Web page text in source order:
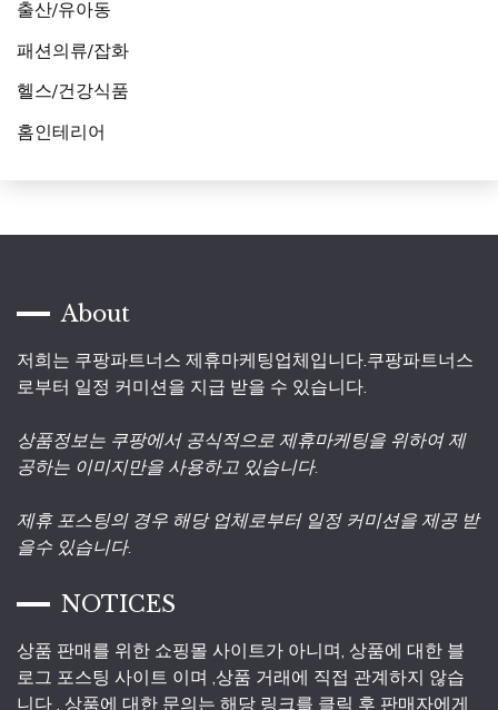
출산/유아동
패션의류/잡화
헬스/건강식품
홈인테리어
About
저희는 쿠팡파트너스 제휴마케팅업체입니다.쿠팡파트너스
로부터 일정 커미션을 지급 받을 수 있습니다.
상품정보는 쿠팡에서 공식적으로 제휴마케팅을 위하여 제
공하는 이미지만을 사용하고 있습니다.
제휴 포스팅의 경우 해당 업체로부터 일정 커미션을 제공 받
을수 있습니다.
NOTICES
상품 판매를 위한 쇼핑몰 사이트가 아니며, 상품에 대한 블
로그 포스팅 사이트 이며 ,상품 거래에 직접 관계하지 않습
니다 . 상품에 대한 문의는 해당 링크를 클릭 후 판매자에게